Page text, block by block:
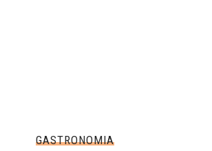
GASTRONOMIA